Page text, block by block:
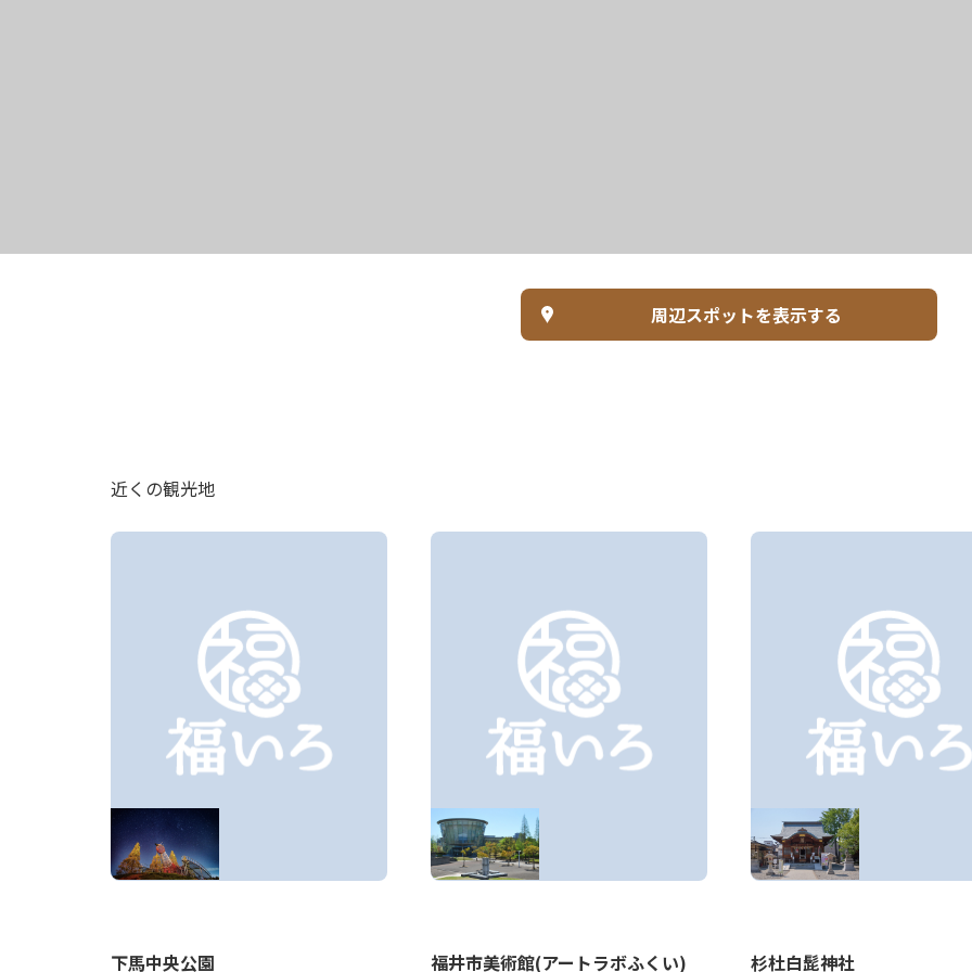
周辺スポットを表示する
近くの観光地
下馬中央公園 福井市美術館(アートラボふくい) 杉杜白髭神社